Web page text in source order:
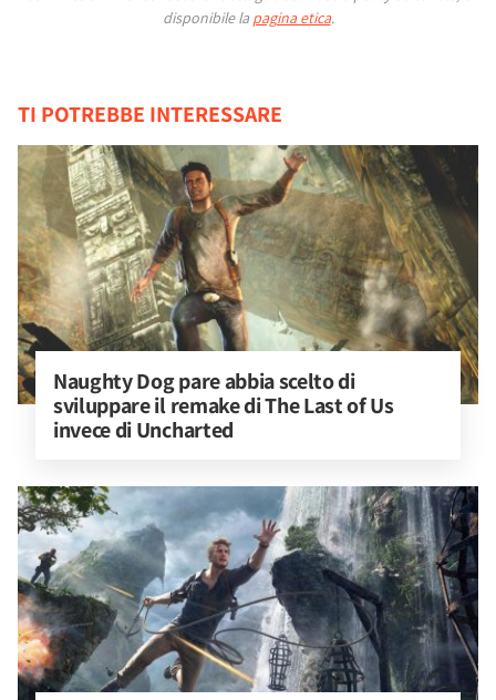
disponibile la pagina etica.
TI POTREBBE INTERESSARE
Naughty Dog pare abbia scelto di
sviluppare il remake di The Last of Us
invece di Uncharted